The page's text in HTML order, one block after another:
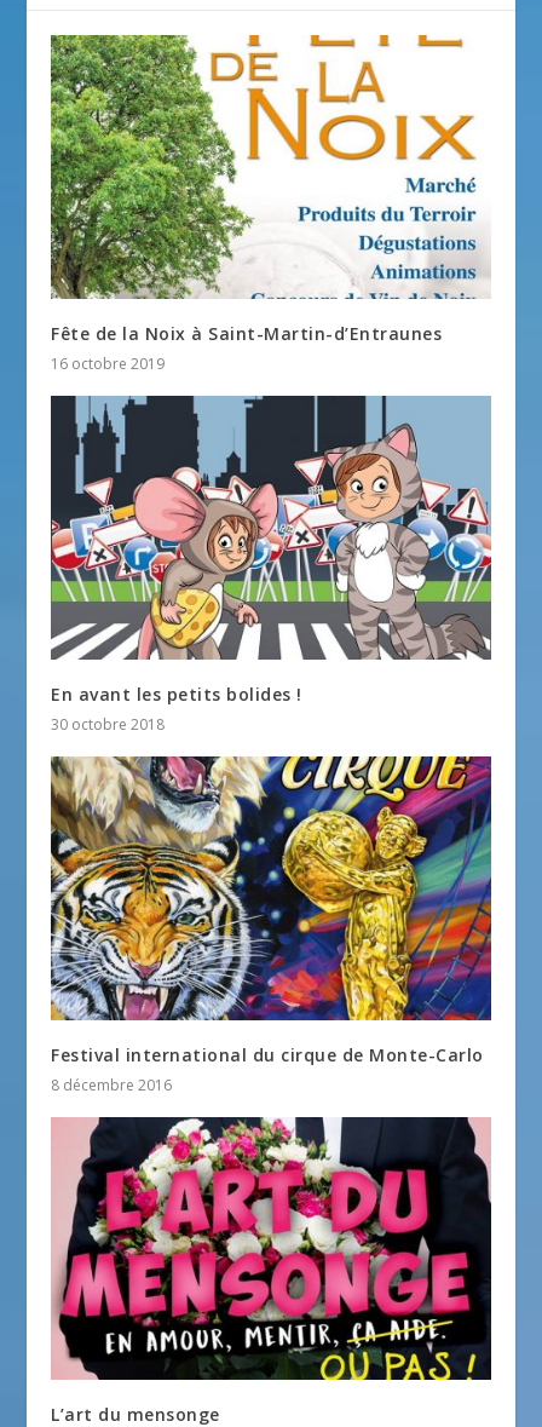
Fête de la Noix à Saint-Martin-d’Entraunes
16 octobre 2019
En avant les petits bolides !
30 octobre 2018
Festival international du cirque de Monte-Carlo
8 décembre 2016
L’art du mensonge